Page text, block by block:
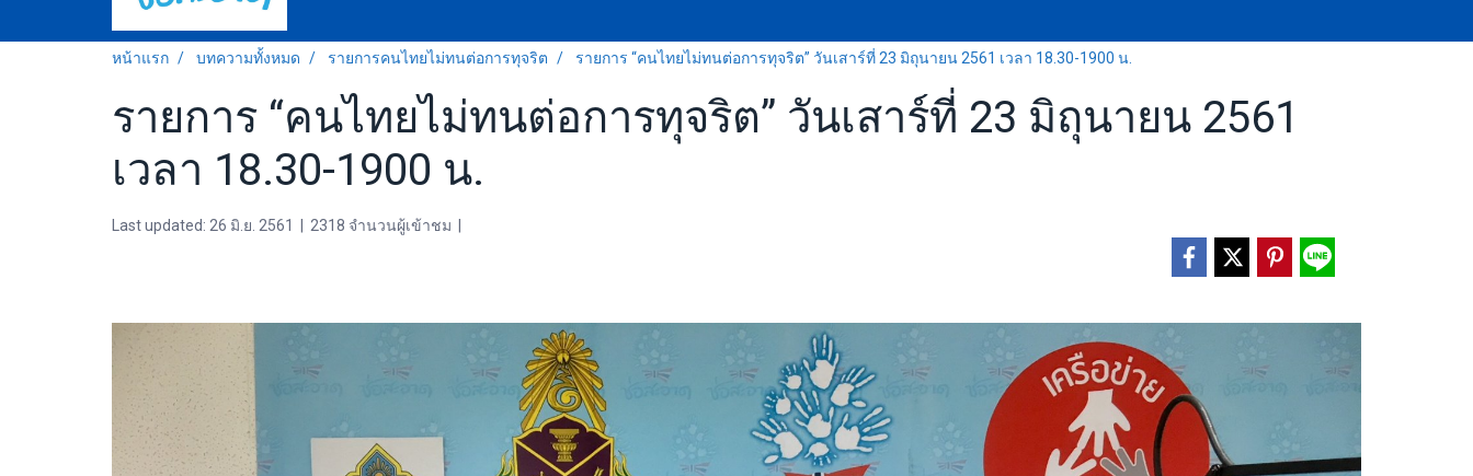
หน้าแรก บทความทั้งหมด รายการคนไทยไม่ทนต่อการทุจริต รายการ “คนไทยไม่ทนต่อการทุจริต” วันเสาร์ที่ 23 มิถุนายน 2561 เวลา 18.30-1900 น.
รายการ “คนไทยไม่ทนต่อการทุจริต” วันเสาร์ที่ 23 มิถุนายน 2561
เวลา 18.30-1900 น.
Last updated: 26 มิ.ย. 2561 2318 จำนวนผู้เข้าชม